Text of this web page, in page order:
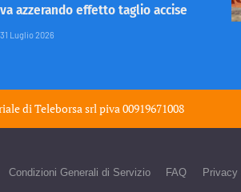
va azzerando effetto taglio accise
31 Luglio 2026
di Teleborsa srl piva 00919671008
Condizioni Generali di Servizio FAQ Privacy